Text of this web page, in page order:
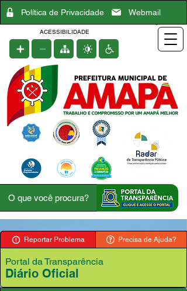
Política de Privacidade Webmail
ACESSIBILIDADE
Reportar Problema Precisa de Ajuda?
Portal da Transparência
Diário Oficial